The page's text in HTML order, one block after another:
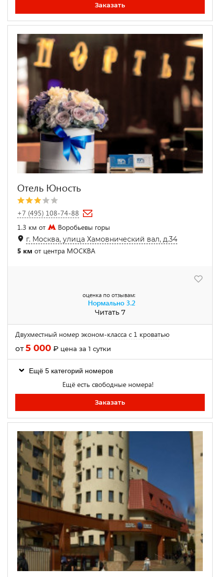
Заказать
Отель Юность
+7 (495) 108-74-88
1.3 км от
Воробьевы горы
г. Москва, улица Хамовнический вал, д.34
5 км от центра МОСКВА
оценка по отзывам:
Нормально 3.2
Читать 7
Двухместный номер эконом-класса с 1 кроватью
от5 000 ₽ цена за 1 сутки
Ещё 5 категорий номеров
Ещё есть свободные номера!
Заказать